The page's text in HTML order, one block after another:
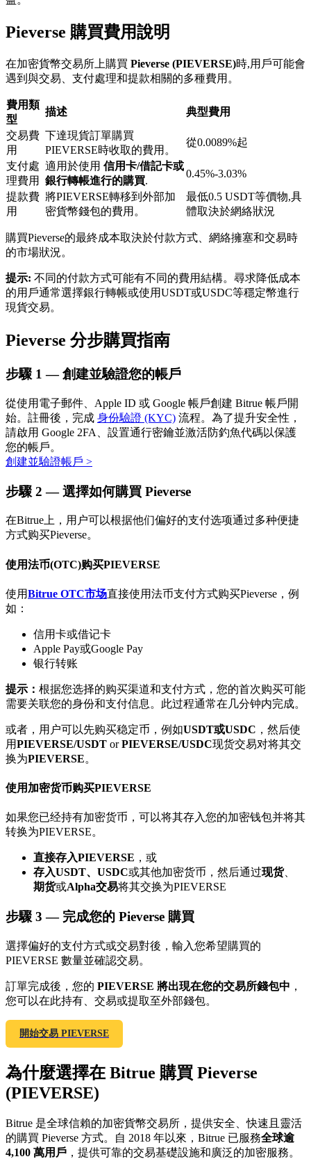
鎖倉BTR
輕鬆獲得多重福利
借貸寶
借貸數字貨幣，及時且安全的服務
定投理财
享受活期理財及長期收益
了解如何賺取穩定收入
Bitrue AI
合夥人計劃
Bitrue渠道合伙人
最高達65%佣金！
邀请好友
邀請朋友獲得現金獎勵
充值CASHCAT & 赢取
Pieverse 購買費用說明
在加密貨幣交易所上購買 Pieverse (PIEVERSE)時,用戶可能會
遇到與交易、支付處理和提款相關的多種費用。
費用類
型
描述
典型費用
交易費
用
下達現貨訂單購買
PIEVERSE時收取的費用。
從0.0089%起
支付處
理費用
適用於使用 信用卡/借記卡或
銀行轉帳進行的購買.
0.45%-3.03%
提款費
用
將PIEVERSE轉移到外部加
密貨幣錢包的費用。
最低0.5 USDT等價物,具
體取決於網絡狀況
購買Pieverse的最終成本取決於付款方式、網絡擁塞和交易時
的市場狀況。
提示: 不同的付款方式可能有不同的費用結構。尋求降低成本
的用戶通常選擇銀行轉帳或使用USDT或USDC等穩定幣進行
現貨交易。
Pieverse 分步購買指南
步驟 1 —創建並驗證您的帳戶
從使用電子郵件、Apple ID 或 Google 帳戶創建 Bitrue 帳戶開
始。註冊後，完成 身份驗證 (KYC) 流程。為了提升安全性，
請啟用 Google 2FA、設置通行密鑰並激活防釣魚代碼以保護
您的帳戶。
創建並驗證帳戶 >
步驟 2 — 選擇如何購買 Pieverse
在Bitrue上，用户可以根据他们偏好的支付选项通过多种便捷
方式购买Pieverse。
使用法币(OTC)购买PIEVERSE
使用Bitrue OTC市场直接使用法币支付方式购买Pieverse，例
如：
信用卡或借记卡
Apple Pay或Google Pay
银行转账
提示： 根据您选择的购买渠道和支付方式，您的首次购买可能
需要关联您的身份和支付信息。此过程通常在几分钟内完成。
或者，用户可以先购买稳定币，例如USDT或USDC ，然后使
用PIEVERSE/USDT orPIEVERSE/USDC现货交易对将其交
换为PIEVERSE。
使用加密货币购买PIEVERSE
如果您已经持有加密货币，可以将其存入您的加密钱包并将其
转换为PIEVERSE。
直接存入PIEVERSE ，或
存入USDT、USDC或其他加密货币，然后通过现货、
期货或Alpha交易将其交换为PIEVERSE
步驟 3 — 完成您的 Pieverse 購買
選擇偏好的支付方式或交易對後，輸入您希望購買的
PIEVERSE 數量並確認交易。
訂單完成後，您的 PIEVERSE 將出現在您的交易所錢包中 ，
您可以在此持有、交易或提取至外部錢包。
開始交易 PIEVERSE
為什麼選擇在 Bitrue 購買 Pieverse
(PIEVERSE)
Bitrue 是全球信賴的加密貨幣交易所，提供安全、快速且靈活
的購買 Pieverse 方式。自 2018 年以來，Bitrue 已服務全球逾
4,100 萬用戶 ，提供可靠的交易基礎設施和廣泛的加密服務。